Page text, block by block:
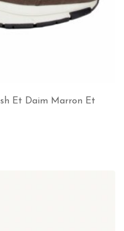
Et Daim Marron Et